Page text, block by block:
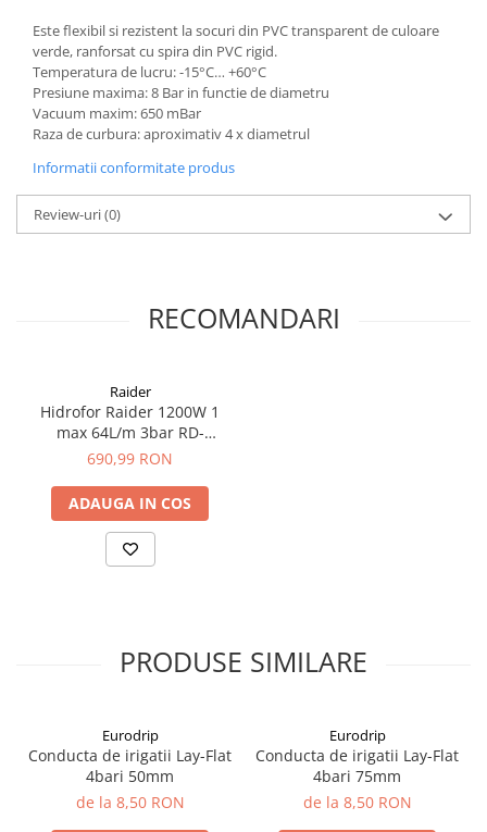
Este flexibil si rezistent la socuri din PVC transparent de culoare
verde, ranforsat cu spira din PVC rigid.
Temperatura de lucru: -15°C… +60°C
Presiune maxima: 8 Bar in functie de diametru
Vacuum maxim: 650 mBar
Raza de curbura: aproximativ 4 x diametrul
Informatii conformitate produs
Review-uri(0)
RECOMANDARI
Raider
Hidrofor Raider 1200W 1
max 64L/m 3bar RD-
WP1200J
690,99 RON
ADAUGA IN COS
PRODUSE SIMILARE
Eurodrip
Conducta de irigatii Lay-Flat
4bari 50mm
de la 8,50 RON
Eurodrip
Conducta de irigatii Lay-Flat
4bari 75mm
de la 8,50 RON